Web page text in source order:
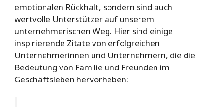
emotionalen Rückhalt, sondern sind auch
wertvolle Unterstützer auf unserem
unternehmerischen Weg. Hier sind einige
inspirierende Zitate von erfolgreichen
Unternehmerinnen und Unternehmern, die die
Bedeutung von Familie und Freunden im
Geschäftsleben hervorheben: